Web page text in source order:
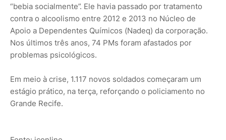
“bebia socialmente”. Ele havia passado por tratamento
contra o alcoolismo entre 2012 e 2013 no Núcleo de
Apoio a Dependentes Químicos (Nadeq) da corporação.
Nos últimos três anos, 74 PMs foram afastados por
problemas psicológicos.
Em meio à crise, 1.117 novos soldados começaram um
estágio prático, na terça, reforçando o policiamento no
Grande Recife.